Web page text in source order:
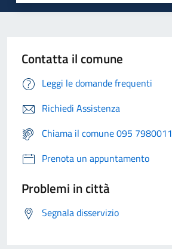
Contatta il comune
Leggi le domande frequenti
Richiedi Assistenza
Chiama il comune 095 7980011
Prenota un appuntamento
Problemi in città
Segnala disservizio